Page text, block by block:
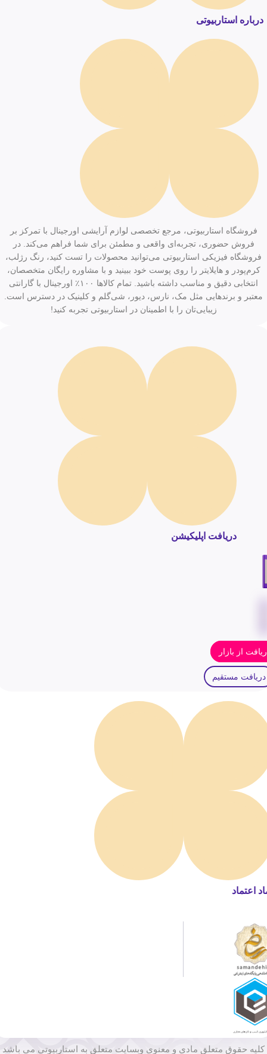
درباره استاربیوتی
فروشگاه استاربیوتی، مرجع تخصصی لوازم آرایشی اورجینال با تمرکز بر
فروش حضوری، تجربه‌ای واقعی و مطمئن برای شما فراهم می‌کند. در
فروشگاه فیزیکی استاربیوتی می‌توانید محصولات را تست کنید، رنگ رژلب،
کرم‌پودر و هایلایتر را روی پوست خود ببینید و با مشاوره رایگان متخصصان،
انتخابی دقیق و مناسب داشته باشید. تمام کالاها ۱۰۰٪ اورجینال با گارانتی
معتبر و برندهایی مثل مک، نارس، دیور، شی‌گلم و کلینیک در دسترس است.
زیبایی‌تان را با اطمینان در استاربیوتی تجربه کنید!
دریافت اپلیکیشن
از بازار
دریافت مستقیم
اعتماد
کلیه حقوق متعلق مادی و معنوی وبسایت متعلق به استاربیوتی می باشد